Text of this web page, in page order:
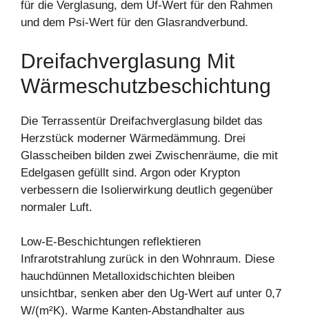
für die Verglasung, dem Uf-Wert für den Rahmen
und dem Psi-Wert für den Glasrandverbund.
Dreifachverglasung Mit
Wärmeschutzbeschichtung
Die Terrassentür Dreifachverglasung bildet das
Herzstück moderner Wärmedämmung. Drei
Glasscheiben bilden zwei Zwischenräume, die mit
Edelgasen gefüllt sind. Argon oder Krypton
verbessern die Isolierwirkung deutlich gegenüber
normaler Luft.
Low-E-Beschichtungen reflektieren
Infrarotstrahlung zurück in den Wohnraum. Diese
hauchdünnen Metalloxidschichten bleiben
unsichtbar, senken aber den Ug-Wert auf unter 0,7
W/(m²K). Warme Kanten-Abstandhalter aus